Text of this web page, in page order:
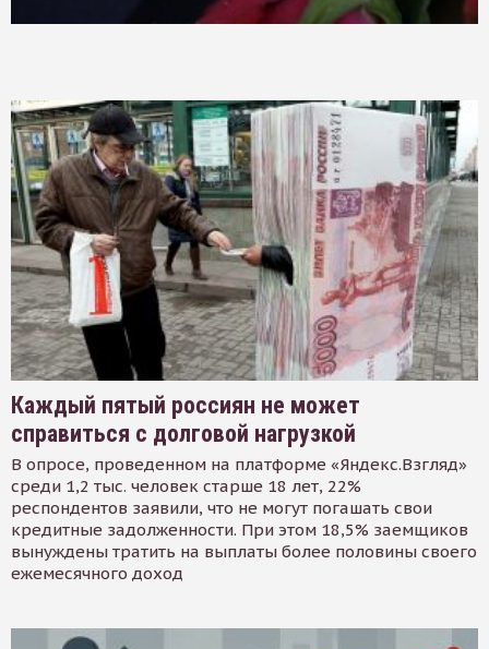
Каждый пятый россиян не может
справиться с долговой нагрузкой
В опросе, проведенном на платформе «Яндекс.Взгляд»
среди 1,2 тыс. человек старше 18 лет, 22%
респондентов заявили, что не могут погашать свои
кредитные задолженности. При этом 18,5% заемщиков
вынуждены тратить на выплаты более половины своего
ежемесячного доход